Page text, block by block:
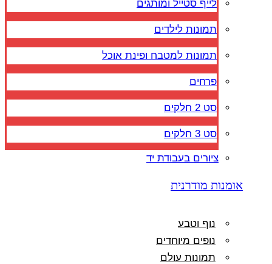
לייף סטייל ומותגים
תמונות לילדים
תמונות למטבח ופינת אוכל
פרחים
סט 2 חלקים
סט 3 חלקים
ציורים בעבודת יד
אומנות מודרנית
נוף וטבע
נופים מיוחדים
תמונות עולם